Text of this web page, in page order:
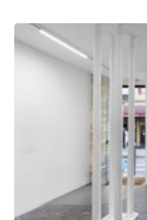
Container
Creatieve ruimte
Evenementruimte
Foto / Filmstudio
Galerie